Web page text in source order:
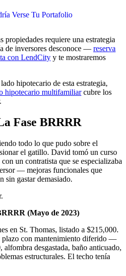
Verse Tu Portafolio
propiedades requiere una estrategia
de inversores desconoce — reserva
con LendCity y te mostraremos
hipotecario de esta estrategia,
hipotecario multifamiliarcubre los
Fase BRRRR
todo lo que pudo sobre el
el gatillo. David tomó un curso
un contratista que se especializaba
— mejoras funcionales que
sin gastar demasiado.
(Mayo de 2023)
en St. Thomas, listado a $215,000.
plazo con mantenimiento diferido —
desgastada, baño anticuado,
estructurales. El techo tenía